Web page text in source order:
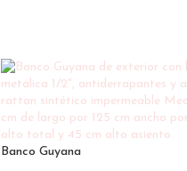
Banco Guyana